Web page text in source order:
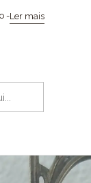
-Ler mais